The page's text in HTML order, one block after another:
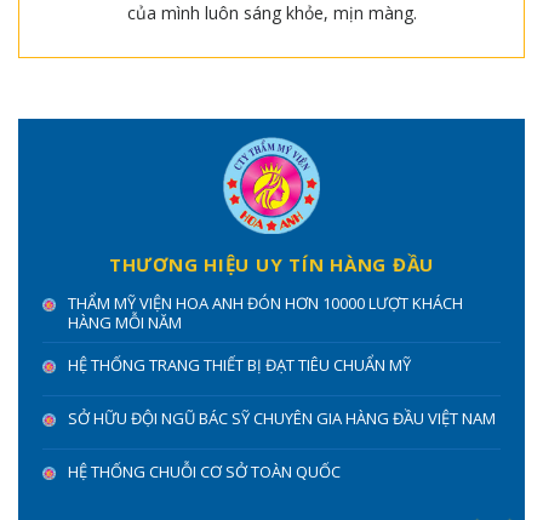
của mình luôn sáng khỏe, mịn màng.
THƯƠNG HIỆU UY TÍN HÀNG ĐẦU
THẨM MỸ VIỆN HOA ANH ĐÓN HƠN 10000 LƯỢT KHÁCH
HÀNG MỖI NĂM
HỆ THỐNG TRANG THIẾT BỊ ĐẠT TIÊU CHUẨN MỸ
SỞ HỮU ĐỘI NGŨ BÁC SỸ CHUYÊN GIA HÀNG ĐẦU VIỆT NAM
HỆ THỐNG CHUỖI CƠ SỞ TOÀN QUỐC